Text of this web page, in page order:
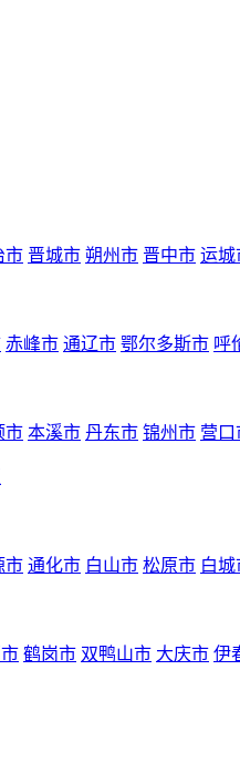
市 晋城市 朔州市 晋中市 运城
赤峰市 通辽市 鄂尔多斯市 呼
市 本溪市 丹东市 锦州市 营口
市 通化市 白山市 松原市 白城
鹤岗市 双鸭山市 大庆市 伊